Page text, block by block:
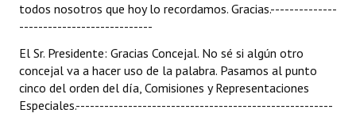
todos nosotros que hoy lo recordamos. Gracias.--------------
----------------------------
El Sr. Presidente: Gracias Concejal. No sé si algún otro
concejal va a hacer uso de la palabra. Pasamos al punto
cinco del orden del día, Comisiones y Representaciones
Especiales.------------------------------------------------------